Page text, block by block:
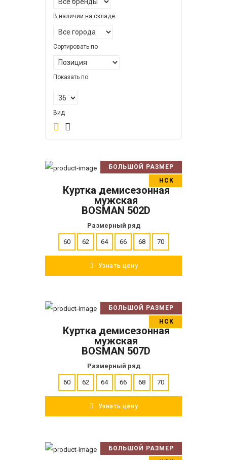
В наличии на складе
Сортировать по
Показать по
Вид
БОЛЬШОЙ РАЗМЕР
НСК
ПОДРОБНЕЕ
В корзину
Куртка демисезонная
мужская
BOSMAN 502D
Размерный ряд
60 62 64 66 68 70
Узнать цену
БОЛЬШОЙ РАЗМЕР
НСК
ПОДРОБНЕЕ
В корзину
Куртка демисезонная
мужская
BOSMAN 507D
Размерный ряд
60 62 64 66 68 70
Узнать цену
БОЛЬШОЙ РАЗМЕР
В корзину